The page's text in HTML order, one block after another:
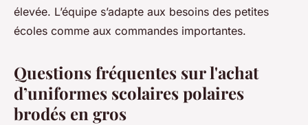
élevée. L’équipe s’adapte aux besoins des petites
écoles comme aux commandes importantes.
Questions fréquentes sur l'achat
d’uniformes scolaires polaires
brodés en gros